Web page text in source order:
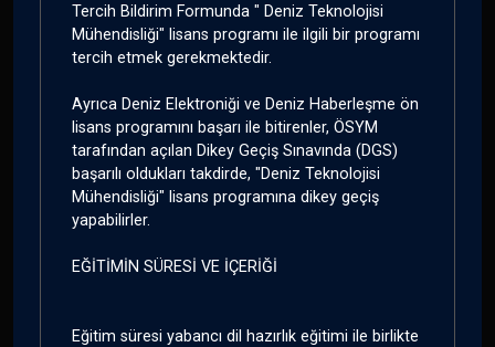
Tercih Bildirim Formunda " Deniz Teknolojisi
Mühendisliği" lisans programı ile ilgili bir programı
tercih etmek gerekmektedir.
Ayrıca Deniz Elektroniği ve Deniz Haberleşme ön
lisans programını başarı ile bitirenler, ÖSYM
tarafından açılan Dikey Geçiş Sınavında (DGS)
başarılı oldukları takdirde, "Deniz Teknolojisi
Mühendisliği" lisans programına dikey geçiş
yapabilirler.
EĞİTİMİN SÜRESİ VE İÇERİĞİ
Eğitim süresi yabancı dil hazırlık eğitimi ile birlikte